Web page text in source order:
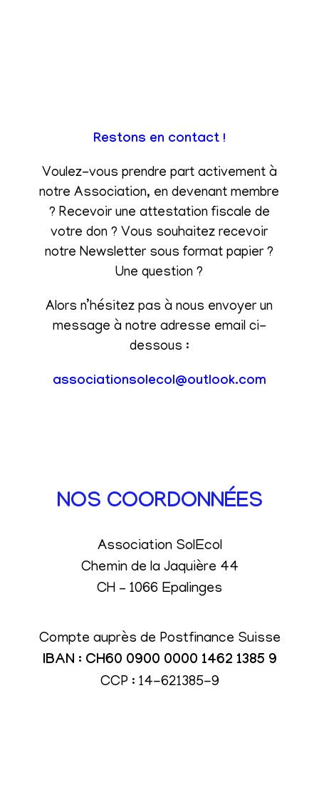
Restons en contact !
Voulez-vous prendre part activement à
notre Association, en devenant membre
? Recevoir une attestation fiscale de
votre don ? Vous souhaitez recevoir
notre Newsletter sous format papier ?
Une question ?
Alors n’hésitez pas à nous envoyer un
message à notre adresse email ci-
dessous :
associationsolecol@outlook.com
NOS COORDONNÉES
Association SolEcol
Chemin de la Jaquière 44
CH – 1066 Epalinges
Compte auprès de Postfinance Suisse
IBAN : CH60 0900 0000 1462 1385 9
CCP : 14-621385-9